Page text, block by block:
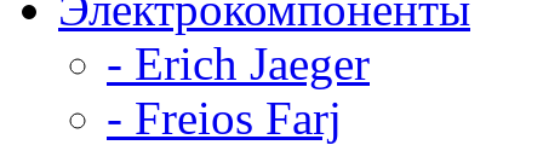
- Erich Jaeger
- Freios Farj